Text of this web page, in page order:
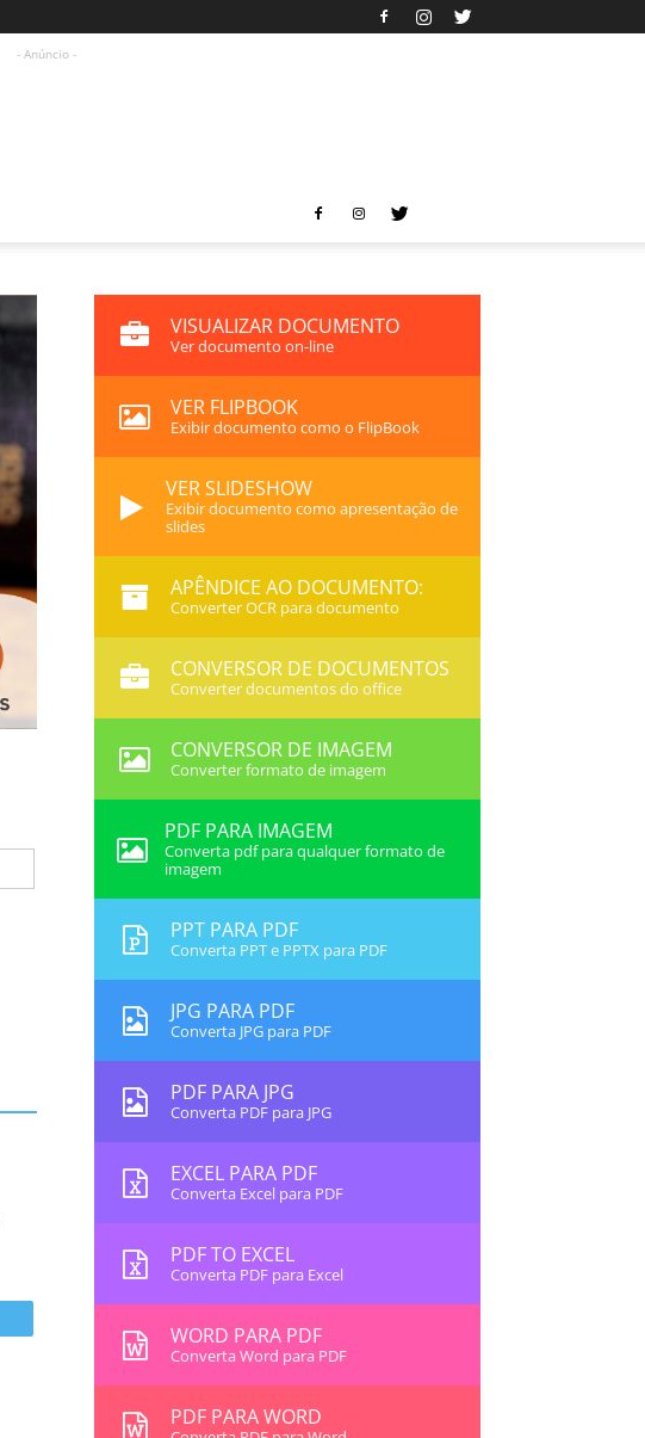
- Anúncio -
VISUALIZAR DOCUMENTO
Ver documento on-line
VER FLIPBOOK
Exibir documento como o FlipBook
VER SLIDESHOW
Exibir documento como apresentação de
slides
APÊNDICE AO DOCUMENTO:
Converter OCR para documento
CONVERSOR DE DOCUMENTOS
Converter documentos do office
CONVERSOR DE IMAGEM
Converter formato de imagem
PDF PARA IMAGEM
Converta pdf para qualquer formato de
imagem
PPT PARA PDF
Converta PPT e PPTX para PDF
JPG PARA PDF
Converta JPG para PDF
PDF PARA JPG
Converta PDF para JPG
EXCEL PARA PDF
Converta Excel para PDF
PDF TO EXCEL
Converta PDF para Excel
WORD PARA PDF
Converta Word para PDF
PDF PARA WORD